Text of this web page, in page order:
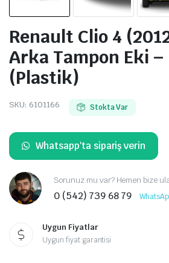
Renault Clio 4
Arka Tampon Eki
(Plastik)
SKU: 6101166 Stokta Var
Whatsapp'ta sipariş verin
Sorunuz mu var? Hemen bize
0 (542) 739 68 79
Uygun Fiyatlar
Uygun fiyat garantisi